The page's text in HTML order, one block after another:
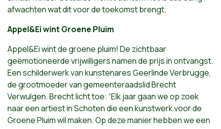
afwachten wat dit voor de toekomst brengt.
Appel&Ei wint Groene Pluim
Appel&Ei wint de groene pluim! De zichtbaar
geëmotioneerde vrijwilligers namen de prijs in ontvangst.
Een schilderwerk van kunstenares Geerlinde Verbrugge,
de grootmoeder van gemeenteraadslid Brecht
Verwulgen. Brecht licht toe: “Elk jaar gaan we op zoek
naar een artiest in Schoten die een kunstwerk voor de
Groene Pluim wil maken. Op deze manier hebben we een